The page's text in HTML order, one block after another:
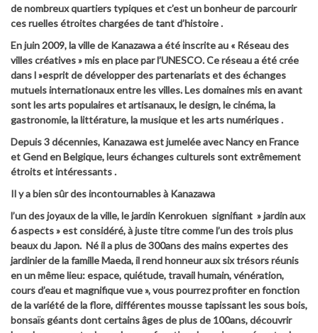
de nombreux quartiers typiques et c’est un bonheur de parcourir
ces ruelles étroites chargées de tant d’histoire .
En juin 2009, la ville de Kanazawa a été inscrite au « Réseau des
villes créatives » mis en place par l’UNESCO. Ce réseau a été crée
dans l »esprit de développer des partenariats et des échanges
mutuels internationaux entre les villes. Les domaines mis en avant
sont les arts populaires et artisanaux, le design, le cinéma, la
gastronomie, la littérature, la musique et les arts numériques .
Depuis 3 décennies, Kanazawa est jumelée avec Nancy en France
et Gend en Belgique, leurs échanges culturels sont extrêmement
étroits et intéressants .
Il y a bien sûr des incontournables à Kanazawa
l’un des joyaux de la ville, lejardin Kenrokuen signifiant » jardin aux
6 aspects » est considéré, à juste titre comme l’un des trois plus
beaux du Japon. Né il a plus de 300ans des mains expertes des
jardinier de la famille Maeda, il rend honneur aux six trésors réunis
en un même lieu: espace, quiétude, travail humain, vénération,
cours d’eau et magnifique vue », vous pourrez profiter en fonction
de la variété de la flore, différentes mousse tapissant les sous bois,
bonsaïs géants dont certains âges de plus de 100ans, découvrir